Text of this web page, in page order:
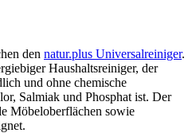
den natur.plus Universalreiniger.
Haushaltsreiniger, der
und ohne chemische
Salmiak und Phosphat ist. Der
Möbeloberflächen sowie